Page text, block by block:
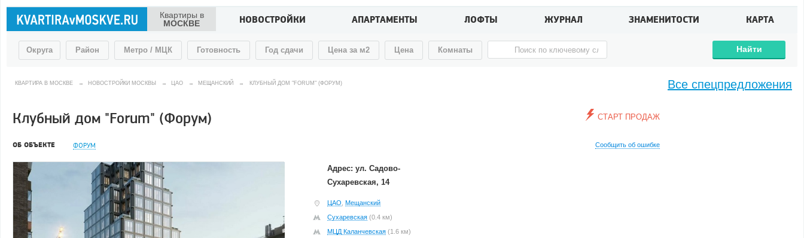
Квартиры в
МОСКВЕ
НОВОСТРОЙКИ АПАРТАМЕНТЫ ЛОФТЫ ЖУРНАЛ ЗНАМЕНИТОСТИ КАРТА
Округа Район Метро / МЦК Готовность Год сдачи Цена за м2 Цена Комнаты Найти
КВАРТИРА В МОСКВЕ → НОВОСТРОЙКИ МОСКВЫ → ЦАО → МЕЩАНСКИЙ → КЛУБНЫЙ ДОМ "FORUM" (ФОРУМ)
Клубный дом "Forum" (Форум) СТАРТ ПРОДАЖ
ОБ ОБЪЕКТЕ ФОРУМ Сообщить об ошибке
Адрес: ул. Садово-
Сухаревская, 14
ЦАО Мещанский
Сухаревская (0.4 км)
МЦД Каланчевская (1.6 км)
Все спецпредложения